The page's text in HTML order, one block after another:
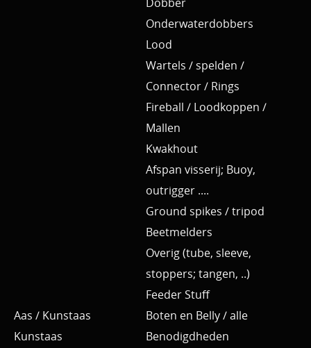
Onderwaterdobbers
Lood
Wartels / spelden /
Connector / Rings
Fireball / Loodkoppen /
Mallen
Kwakhout
Afspan visserij; Buoy,
outrigger ....
Ground spikes / tripod
Beetmelders
Overig (tube, sleeve,
stoppers; tangen, ..)
Feeder Stuff
Aas / Kunstaas
Kunstaas
Boten en Belly / alle
Benodigdheden